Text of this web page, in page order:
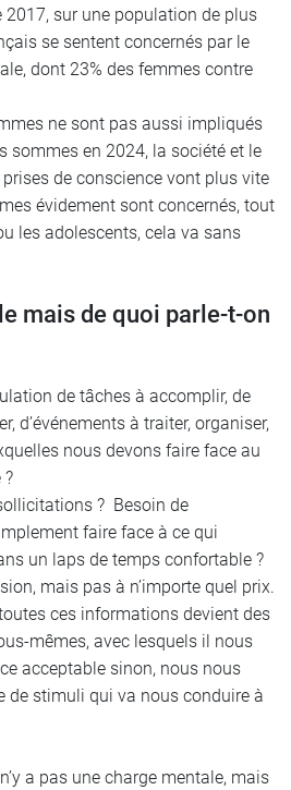
2017, sur une population de plus
se sentent concernés par le
dont 23% des femmes contre
ne sont pas aussi impliqués
sommes en 2024, la société et le
de conscience vont plus vite
évidement sont concernés, tout
les adolescents, cela va sans
mais de quoi parle-t-on
de tâches à accomplir, de
d’événements à traiter, organiser,
nous devons faire face au
?
? Besoin de
faire face à ce qui
un laps de temps confortable ?
mais pas à n’importe quel prix.
ces informations devient des
mêmes, avec lesquels il nous
acceptable sinon, nous nous
de stimuli qui va nous conduire à
a pas une charge mentale, mais